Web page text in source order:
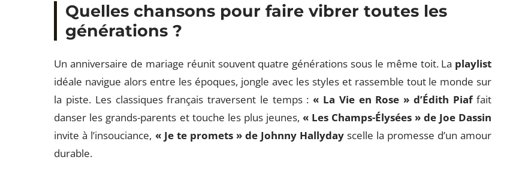
Quelles chansons pour faire vibrer toutes les
générations ?
Un anniversaire de mariage réunit souvent quatre générations sous le même toit. La playlist
idéale navigue alors entre les époques, jongle avec les styles et rassemble tout le monde sur
la piste. Les classiques français traversent le temps : « La Vie en Rose » d’Édith Piaffait
danser les grands-parents et touche les plus jeunes, « Les Champs-Élysées » de Joe Dassin
invite à l’insouciance, « Je te promets » de Johnny Hallyday scelle la promesse d’un amour
durable.